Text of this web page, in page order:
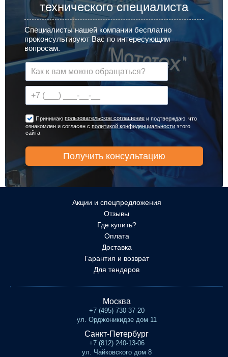
технического специалиста
Специалисты нашей компании бесплатно
проконсультируют Вас по интересующим
вопросам.
Принимаюпользовательское соглашение и подтверждаю, что
ознакомлен и согласен сполитикой конфиденциальности этого
сайта
Акции и спецпредложения
Отзывы
Где купить?
Оплата
Доставка
Гарантия и возврат
Для тендеров
Москва
+7 (495) 730-37-20
ул. Орджоникидзе дом 11
Санкт-Петербург
+7 (812) 240-13-06
ул. Чайковского дом 8